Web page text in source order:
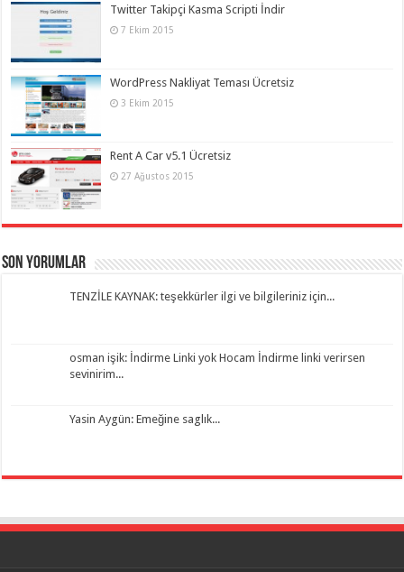
Twitter Takipçi Kasma Scripti İndir
7 Ekim 2015
WordPress Nakliyat Teması Ücretsiz
3 Ekim 2015
Rent A Car v5.1 Ücretsiz
27 Ağustos 2015
Son Yorumlar
TENZİLE KAYNAK: teşekkürler ilgi ve bilgileriniz için...
osman işik: İndirme Linki yok Hocam İndirme linki verirsen
sevinirim...
Yasin Aygün: Emeğine saglık...